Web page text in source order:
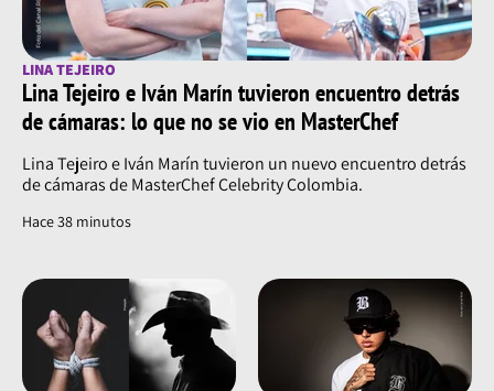
LINA TEJEIRO
Lina Tejeiro e Iván Marín tuvieron encuentro detrás
de cámaras: lo que no se vio en MasterChef
Lina Tejeiro e Iván Marín tuvieron un nuevo encuentro detrás
de cámaras de MasterChef Celebrity Colombia.
Hace 38 minutos